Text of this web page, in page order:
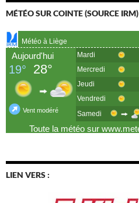
MÉTÉO SUR COINTE (SOURCE IRM)
LIEN VERS :